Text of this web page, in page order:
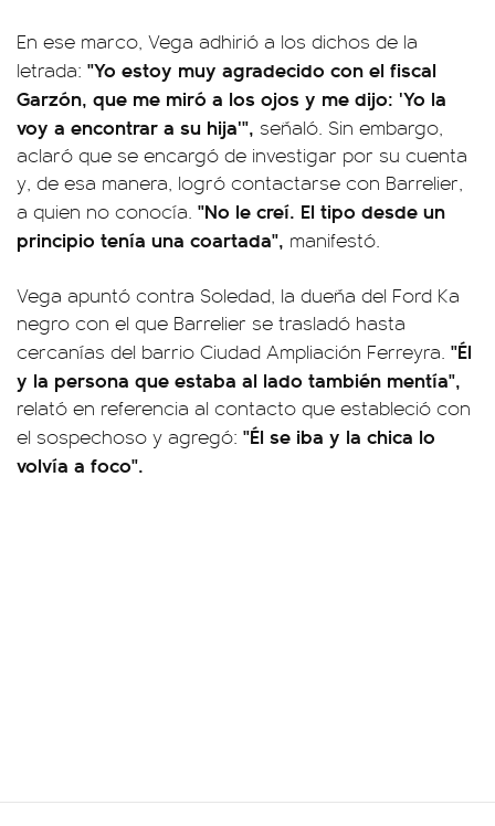
En ese marco, Vega adhirió a los dichos de la
letrada: "Yo estoy muy agradecido con el fiscal
Garzón, que me miró a los ojos y me dijo: 'Yo la
voy a encontrar a su hija'", señaló. Sin embargo,
aclaró que se encargó de investigar por su cuenta
y, de esa manera, logró contactarse con Barrelier,
a quien no conocía. "No le creí. El tipo desde un
principio tenía una coartada", manifestó.
Vega apuntó contra Soledad, la dueña del Ford Ka
negro con el que Barrelier se trasladó hasta
cercanías del barrio Ciudad Ampliación Ferreyra. "Él
y la persona que estaba al lado también mentía",
relató en referencia al contacto que estableció con
el sospechoso y agregó: "Él se iba y la chica lo
volvía a foco".